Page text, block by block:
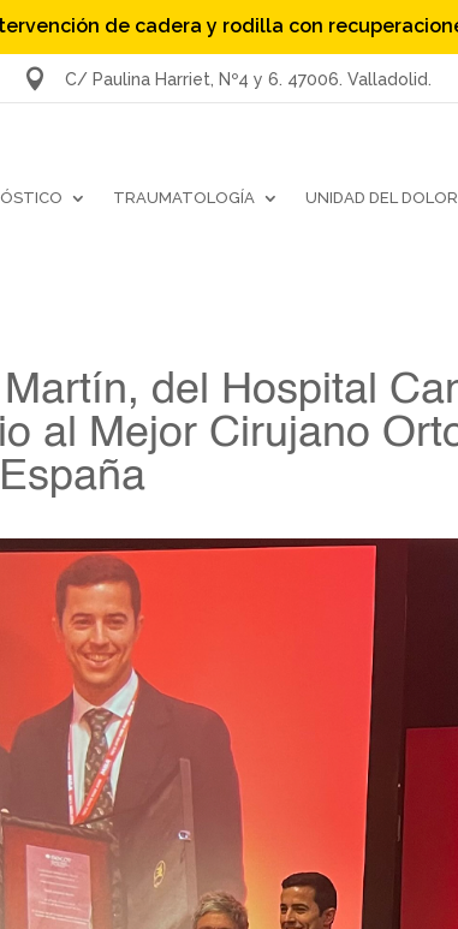
de cadera y rodilla con
 C/ Paulina Harriet, Nº4 y 6. 47006. Valladolid.
TRAUMATOLOGÍA UNIDAD DEL DOLOR
del Hospital
al Mejor Cirujano